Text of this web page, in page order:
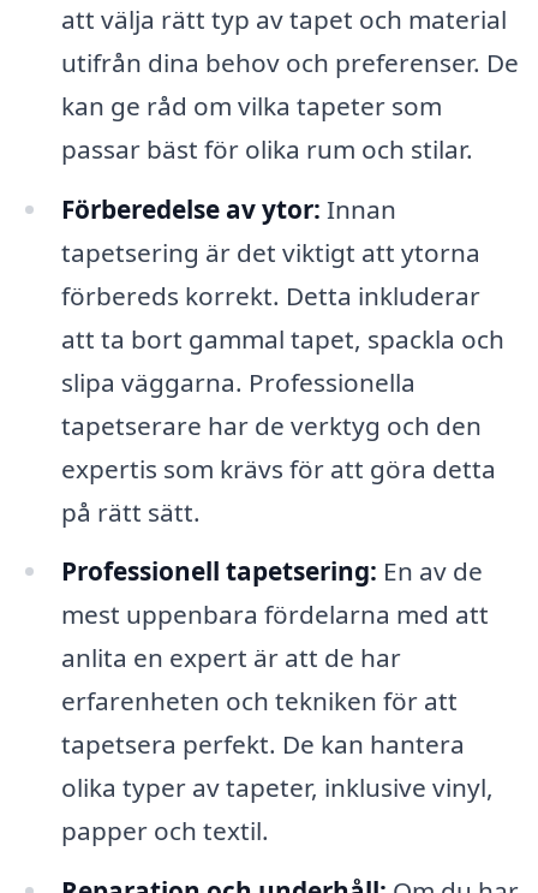
att välja rätt typ av tapet och material
utifrån dina behov och preferenser. De
kan ge råd om vilka tapeter som
passar bäst för olika rum och stilar.
Förberedelse av ytor: Innan
tapetsering är det viktigt att ytorna
förbereds korrekt. Detta inkluderar
att ta bort gammal tapet, spackla och
slipa väggarna. Professionella
tapetserare har de verktyg och den
expertis som krävs för att göra detta
på rätt sätt.
Professionell tapetsering: En av de
mest uppenbara fördelarna med att
anlita en expert är att de har
erfarenheten och tekniken för att
tapetsera perfekt. De kan hantera
olika typer av tapeter, inklusive vinyl,
papper och textil.